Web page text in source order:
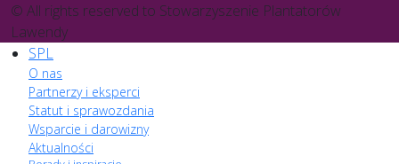
© All rights reserved to Stowarzyszenie Plantatorów
Lawendy
SPL
O nas
Partnerzy i eksperci
Statut i sprawozdania
Wsparcie i darowizny
Aktualności